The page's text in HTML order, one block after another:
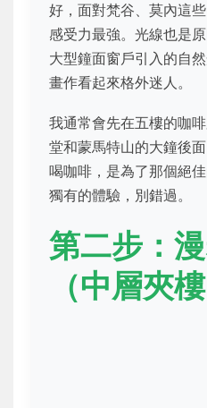
好，面對梵谷、莫內這
感受力最強。光線也是
大型鐘面窗戶引入的自
畫作看起來格外迷人。
我通常會先在五樓的咖
堂和蒙馬特山的大鐘後
喝咖啡，是為了那個絕
獨有的體驗，別錯過。
第二步：
（中層夾樓